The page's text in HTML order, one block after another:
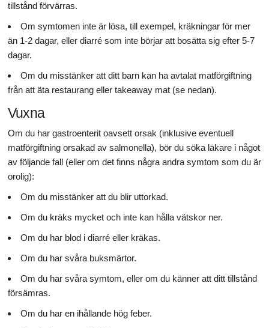
tillstånd förvärras.
Om symtomen inte är lösa, till exempel, kräkningar för mer
än 1-2 dagar, eller diarré som inte börjar att bosätta sig efter 5-7
dagar.
Om du misstänker att ditt barn kan ha avtalat matförgiftning
från att äta restaurang eller takeaway mat (se nedan).
Vuxna
Om du har gastroenterit oavsett orsak (inklusive eventuell
matförgiftning orsakad av salmonella), bör du söka läkare i något
av följande fall (eller om det finns några andra symtom som du är
orolig):
Om du misstänker att du blir uttorkad.
Om du kräks mycket och inte kan hålla vätskor ner.
Om du har blod i diarré eller kräkas.
Om du har svåra buksmärtor.
Om du har svåra symtom, eller om du känner att ditt tillstånd
försämras.
Om du har en ihållande hög feber.